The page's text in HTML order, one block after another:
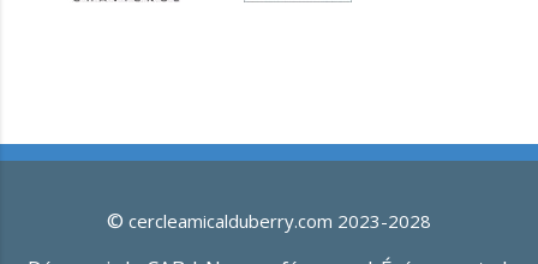
© cercleamicalduberry.com 2023-2028